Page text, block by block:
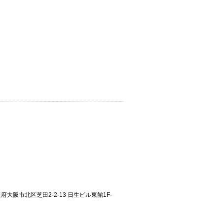
大阪市北区芝田2-2-13 日生ビル東館1F-